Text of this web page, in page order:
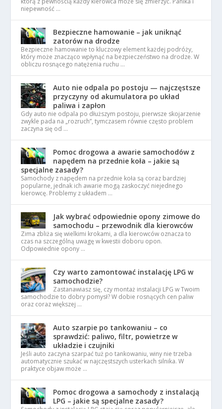
niepewność …
Bezpieczne hamowanie – jak uniknąć
zatorów na drodze
Bezpieczne hamowanie to kluczowy element każdej podróży,
który może znacząco wpłynąć na bezpieczeństwo na drodze. W
obliczu rosnącego natężenia ruchu …
Auto nie odpala po postoju — najczęstsze
przyczyny od akumulatora po układ
paliwa i zapłon
Gdy auto nie odpala po dłuższym postoju, pierwsze skojarzenie
zwykle pada na „rozruch”, tymczasem równie często problem
zaczyna się od …
Pomoc drogowa a awarie samochodów z
napędem na przednie koła – jakie są
specjalne zasady?
Samochody z napędem na przednie koła są coraz bardziej
popularne, jednak ich awarie mogą zaskoczyć niejednego
kierowcę. Problemy z układem …
Jak wybrać odpowiednie opony zimowe do
samochodu – przewodnik dla kierowców
Zima zbliża się wielkimi krokami, a dla kierowców oznacza to
czas na szczególną uwagę w kwestii doboru opon.
Odpowiednie opony …
Czy warto zamontować instalację LPG w
samochodzie?
Zastanawiasz się, czy montaż instalacji LPG w Twoim
samochodzie to dobry pomysł? W dobie rosnących cen paliw
oraz coraz większej …
Auto szarpie po tankowaniu – co
sprawdzić: paliwo, filtr, powietrze w
układzie i czujniki
Jeśli auto zaczyna szarpać tuż po tankowaniu, winy nie trzeba
automatycznie szukać w najczęstszych usterkach silnika. W
praktyce objaw może …
Pomoc drogowa a samochody z instalacją
LPG – jakie są specjalne zasady?